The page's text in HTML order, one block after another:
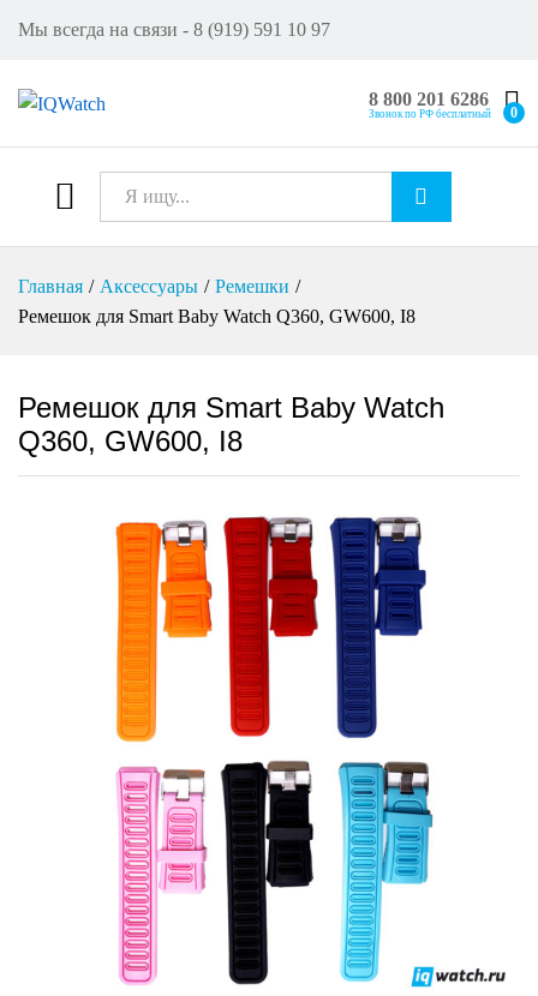
Мы всегда на связи - 8 (919) 591 10 97
8 800 201 6286
Звонок по РФ бесплатный 0
Все
Искат
Главная / Аксессуары / Ремешки /
Ремешок для Smart Baby Watch Q360, GW600, I8
Ремешок для Smart Baby Watch
Q360, GW600, I8